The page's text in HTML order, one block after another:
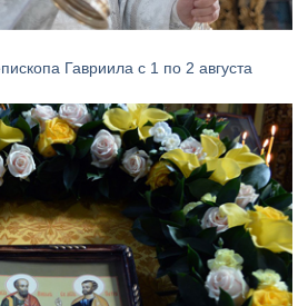
Гавриила с 1 по 2 августа